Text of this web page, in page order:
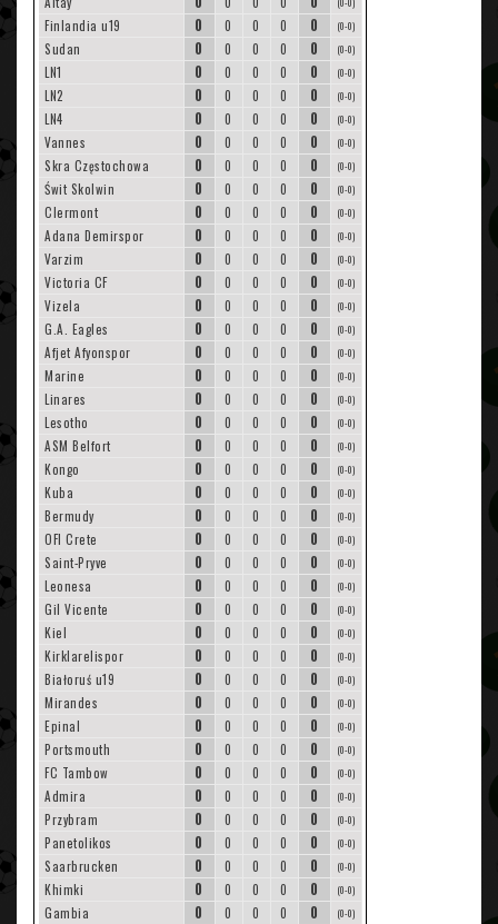
Finlandia u19 0 0 0 0 0 (0-0)
Sudan 0 0 0 0 0 (0-0)
LN1 0 0 0 0 0 (0-0)
LN2 0 0 0 0 0 (0-0)
LN4 0 0 0 0 0 (0-0)
Vannes 0 0 0 0 0 (0-0)
Skra Częstochowa 0 0 0 0 0 (0-0)
Świt Skolwin 0 0 0 0 0 (0-0)
Clermont 0 0 0 0 0 (0-0)
Adana Demirspor 0 0 0 0 0 (0-0)
Varzim 0 0 0 0 0 (0-0)
Victoria CF 0 0 0 0 0 (0-0)
Vizela 0 0 0 0 0 (0-0)
G.A. Eagles 0 0 0 0 0 (0-0)
Afjet Afyonspor 0 0 0 0 0 (0-0)
Marine 0 0 0 0 0 (0-0)
Linares 0 0 0 0 0 (0-0)
Lesotho 0 0 0 0 0 (0-0)
ASM Belfort 0 0 0 0 0 (0-0)
Kongo 0 0 0 0 0 (0-0)
Kuba 0 0 0 0 0 (0-0)
Bermudy 0 0 0 0 0 (0-0)
OFI Crete 0 0 0 0 0 (0-0)
Saint-Pryve 0 0 0 0 0 (0-0)
Leonesa 0 0 0 0 0 (0-0)
Gil Vicente 0 0 0 0 0 (0-0)
Kiel 0 0 0 0 0 (0-0)
Kirklarelispor 0 0 0 0 0 (0-0)
Białoruś u19 0 0 0 0 0 (0-0)
Mirandes 0 0 0 0 0 (0-0)
Epinal 0 0 0 0 0 (0-0)
Portsmouth 0 0 0 0 0 (0-0)
FC Tambow 0 0 0 0 0 (0-0)
Admira 0 0 0 0 0 (0-0)
Przybram 0 0 0 0 0 (0-0)
Panetolikos 0 0 0 0 0 (0-0)
Saarbrucken 0 0 0 0 0 (0-0)
Khimki 0 0 0 0 0 (0-0)
Gambia 0 0 0 0 0 (0-0)